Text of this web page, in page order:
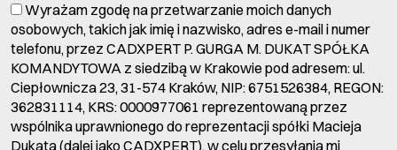
Wyrażam zgodę na przetwarzanie moich danych
osobowych, takich jak imię i nazwisko, adres e-mail i numer
telefonu, przez CADXPERT P. GURGA M. DUKAT SPÓŁKA
KOMANDYTOWA z siedzibą w Krakowie pod adresem: ul.
Ciepłownicza 23, 31-574 Kraków, NIP: 6751526384, REGON:
362831114, KRS: 0000977061 reprezentowaną przez
wspólnika uprawnionego do reprezentacji spółki Macieja
Dukata (dalej jako CADXPERT), w celu przesyłania mi